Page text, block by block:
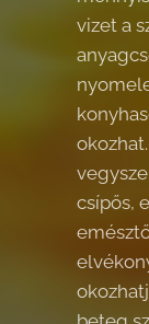
vizet a
csípős,